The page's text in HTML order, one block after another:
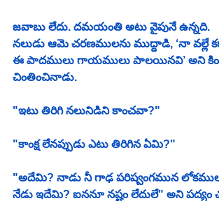
జవాబు లేదు. దమయంతి అటు వైపునే ఉన్నది.
నలుడు ఆమె చరణములను ముద్దాడి, ‘నా
ఈ పాదములు గాయములు పాలయినవి’ అని
చింతించినాడు.
"ఇటు తిరిగి నలునిడిని కాంచవా?"
"కాంక్ష లేనప్పుడు ఎటు తిరిగిన ఏమి?"
"అదేమి? నాడు నీ గాఢ పరిష్వంగమున
నేడు ఇదేమి? ఐననూ నష్టం లేదులే" అని పద్యం